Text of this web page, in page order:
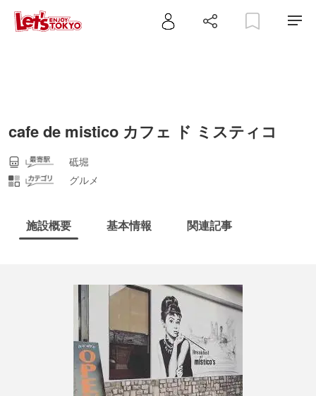
cafe de mistico カフェ ド ミスティコ
砥堀
グルメ
施設概要 基本情報 関連記事